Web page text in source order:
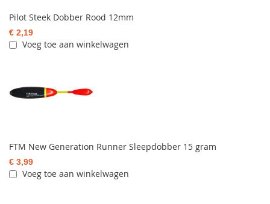
Pilot Steek Dobber Rood 12mm
€ 2,19
Voeg toe aan winkelwagen
FTM New Generation Runner Sleepdobber 15 gram
€ 3,99
Voeg toe aan winkelwagen